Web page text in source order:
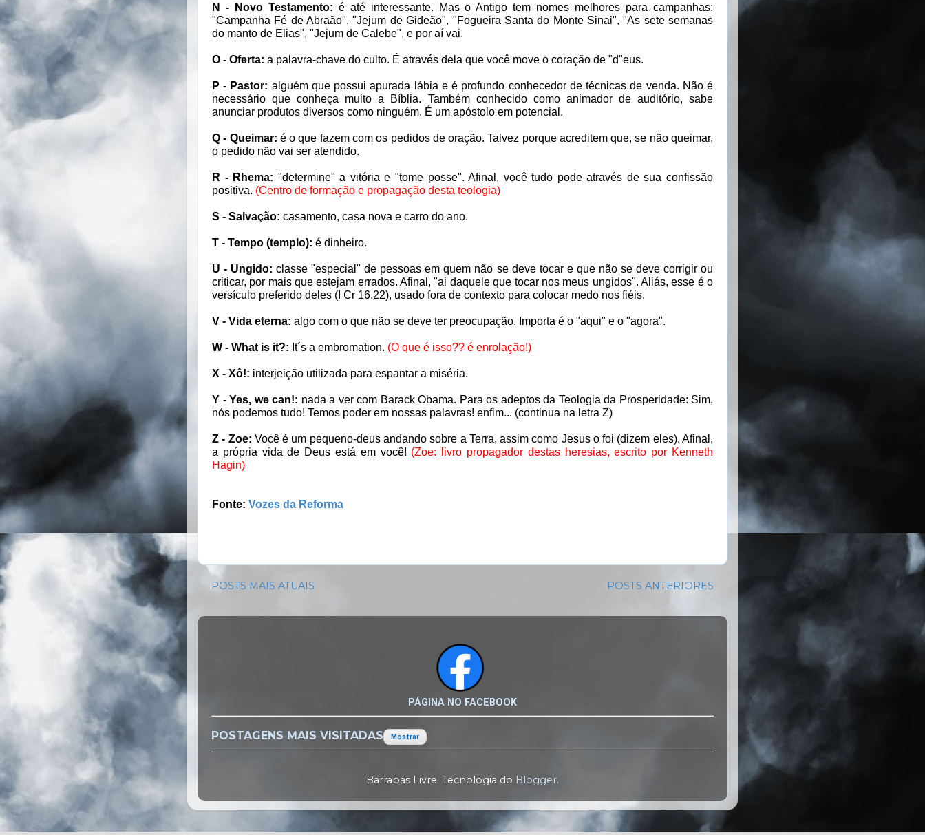
N - Novo Testamento: é até interessante. Mas o Antigo tem nomes melhores para campanhas:
"Campanha Fé de Abraão", "Jejum de Gideão", "Fogueira Santa do Monte Sinai", "As sete semanas
do manto de Elias", "Jejum de Calebe", e por aí vai.
O - Oferta: a palavra-chave do culto. É através dela que você move o coração de "d"eus.
P - Pastor: alguém que possui apurada lábia e é profundo conhecedor de técnicas de venda. Não é
necessário que conheça muito a Bíblia. Também conhecido como animador de auditório, sabe
anunciar produtos diversos como ninguém. É um apóstolo em potencial.
Q - Queimar: é o que fazem com os pedidos de oração. Talvez porque acreditem que, se não queimar,
o pedido não vai ser atendido.
R - Rhema: "determine" a vitória e "tome posse". Afinal, você tudo pode através de sua confissão
positiva. (Centro de formação e propagação desta teologia)
S - Salvação: casamento, casa nova e carro do ano.
T - Tempo (templo): é dinheiro.
U - Ungido: classe "especial" de pessoas em quem não se deve tocar e que não se deve corrigir ou
criticar, por mais que estejam errados. Afinal, "ai daquele que tocar nos meus ungidos". Aliás, esse é o
versículo preferido deles (I Cr 16.22), usado fora de contexto para colocar medo nos fiéis.
V - Vida eterna: algo com o que não se deve ter preocupação. Importa é o "aqui" e o "agora".
W - What is it?: It´s a embromation. (O que é isso?? é enrolação!)
X - Xô!: interjeição utilizada para espantar a miséria.
Y - Yes, we can!: nada a ver com Barack Obama. Para os adeptos da Teologia da Prosperidade: Sim,
nós podemos tudo! Temos poder em nossas palavras! enfim... (continua na letra Z)
Z - Zoe: Você é um pequeno-deus andando sobre a Terra, assim como Jesus o foi (dizem eles). Afinal,
a própria vida de Deus está em você! (Zoe: livro propagador destas heresias, escrito por Kenneth
Hagin)
Fonte: Vozes da Reforma
POSTS MAIS ATUAIS POSTS ANTERIORES
PÁGINA NO FACEBOOK
POSTAGENS MAIS VISITADAS Mostrar
Barrabás Livre. Tecnologia do Blogger.